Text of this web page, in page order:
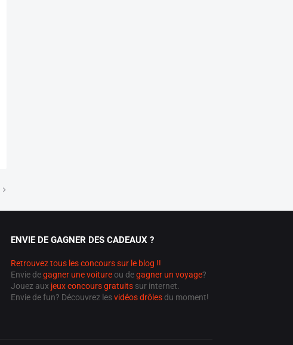
ENVIE DE GAGNER DES CADEAUX ?
Retrouvez tous les concours sur le blog !!
Envie degagner une voitureou degagner un voyage?
Jouez aux jeux concours gratuitssur internet.
Envie de fun? Découvrez lesvidéos drôlesdu moment!